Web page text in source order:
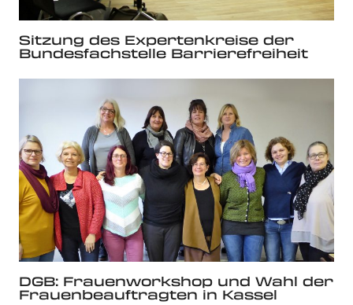
Sitzung des Expertenkreise der
Bundesfachstelle Barrierefreiheit
DGB: Frauenworkshop und Wahl der
Frauenbeauftragten in Kassel